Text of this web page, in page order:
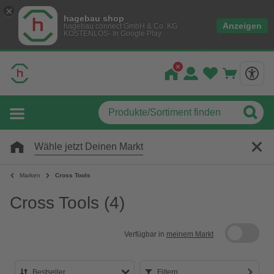
hagebau shop
hagebau connect GmbH & Co. KG
KOSTENLOS- In Google Play
Anzeigen
Wähle jetzt Deinen Markt
Marken Cross Tools
Cross Tools (4)
Verfügbar in meinem Markt
Bestseller Filtern